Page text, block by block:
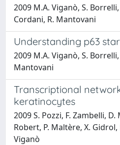
2009 M.A. Viganò, S.
Cordani, R. Mantovani
Understanding p63
2009 M.A. Viganò, S.
Mantovani
Transcriptional
keratinocytes
2009 S. Pozzi, F. Zambelli, D.
Robert, P. Maltère, X.
Viganò